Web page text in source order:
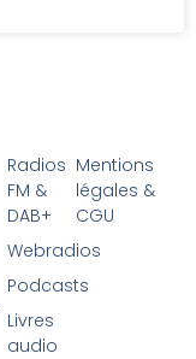
Radios
FM &
DAB+
Webradios
Podcasts
Livres
audio
Mentions
légales &
CGU